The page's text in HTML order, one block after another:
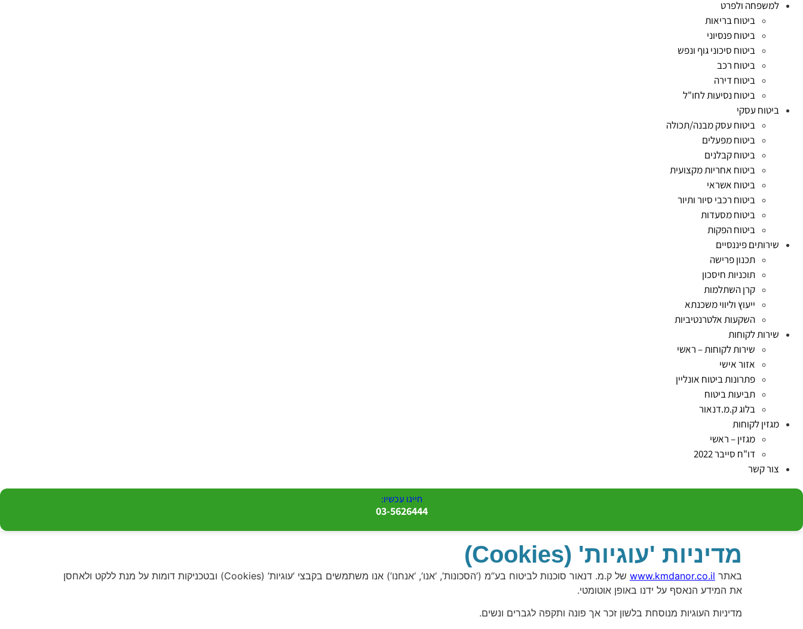
למשפחה ולפרט
ביטוח בריאות
ביטוח פנסיוני
ביטוח סיכוני גוף ונפש
ביטוח רכב
ביטוח דירה
ביטוח נסיעות לחו"ל
ביטוח עסקי
ביטוח עסק מבנה/תכולה
ביטוח מפעלים
ביטוח קבלנים
ביטוח אחריות מקצועית
ביטוח אשראי
ביטוח רכבי סיור ותיור
ביטוח מסעדות
ביטוח הפקות
שירותים פיננסיים
תכנון פרישה
תוכניות חיסכון
קרן השתלמות
ייעוץ וליווי משכנתא
השקעות אלטרנטיביות
שירות לקוחות
שירות לקוחות – ראשי
אזור אישי
פתרונות ביטוח אונליין
תביעות ביטוח
בלוג ק.מ.דנאור
מגזין לקוחות
מגזין – ראשי
דו"ח סייבר 2022
צור קשר
חייגו עכשיו:
03-5626444
מדיניות 'עוגיות' (Cookies)
באתר www.kmdanor.co.il
של ק.מ. דנאור סוכנות לביטוח בע”מ (’הסכונות’, ‘אנו’, ‘אנחנו’) אנו משתמשים בקבצי ‘עוגיות’ (Cookies) ובטכניקות דומות על מנת ללקט ולאחסן
את המידע הנאסף על ידנו באופן אוטומטי.
מדיניות העוגיות מנוסחת בלשון זכר אך פונה ותקפה לגברים ונשים.